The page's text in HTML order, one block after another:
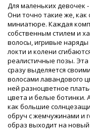
Для маленьких девочек
Они точно такие же, как
миниатюре. Каждая
собственным стилем и
волосы, игривые наряды
локти и колени
реалистичные позы. Эта
сразу выделяется
волосами лавандового
ней разноцветное
цвета и белые ботинки.
как большие
обруч с жемчужинами и
образ выходит на